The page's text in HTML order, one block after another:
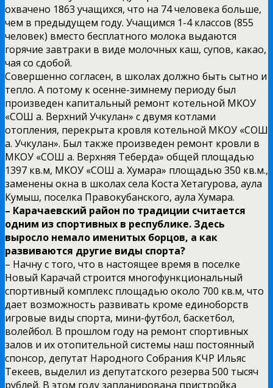
охвачено 1863 учащихся, что на 74 человека больше,
чем в предыдущем году. Учащимся 1-4 классов (855
человек) вместо бесплатного молока выдаются
горячие завтраки в виде молочных каш, супов, какао,
чая со сдобой.
Совершенно согласен, в школах должно быть сытно и
тепло. А потому к осенне-зимнему периоду был
произведен капитальный ремонт котельной МКОУ
«СОШ а. Верхний Учкулан» с двумя котлами
отопления, перекрыта кровля котельной МКОУ «СОШ
а. Учкулан». Был также произведен ремонт кровли в
МКОУ «СОШ а. Верхняя Теберда» общей площадью
1397 кв.м, МКОУ «СОШ а. Хумара» площадью 350 кв.м.,
заменены окна в школах села Коста Хетагурова, аула
Кумыш, поселка Правокубанского, аула Хумара.
– Карачаевский район по традиции считается
одним из спортивных в республике. Здесь
выросло немало именитых борцов, а как
развиваются другие виды спорта?
– Начну с того, что в настоящее время в поселке
Новый Карачай строится многофункциональный
спортивный комплекс площадью около 700 кв.м, что
дает возможность развивать кроме единоборств
игровые виды спорта, мини-футбол, баскетбол,
волейбол. В прошлом году на ремонт спортивных
залов и их отопительной системы наш постоянный
спонсор, депутат Народного Собрания КЧР Ильяс
Текеев, выделил из депутатского резерва 500 тысяч
рублей. В этом году запланирована пристройка